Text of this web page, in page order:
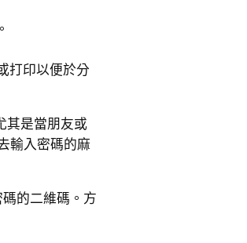
打印以便於分
其是當朋友或
輸入密碼的麻
的二維碼。方